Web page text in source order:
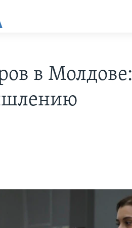
в Молдове: